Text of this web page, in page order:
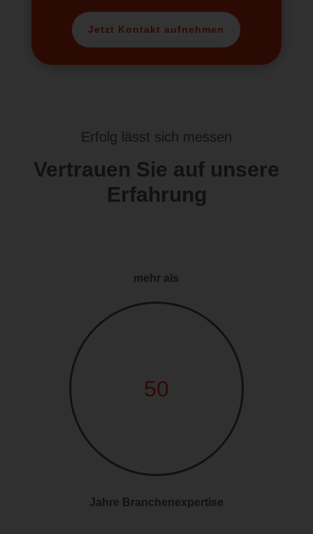
Jetzt Kontakt aufnehmen
Erfolg lässt sich messen
Vertrauen Sie auf unsere
Erfahrung
mehr als
50
Jahre Branchenexpertise